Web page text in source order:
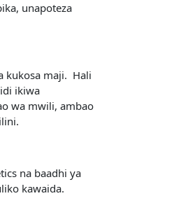
unapoteza
kukosa maji. Hali
ikiwa
wa mwili, ambao
na baadhi ya
kawaida.